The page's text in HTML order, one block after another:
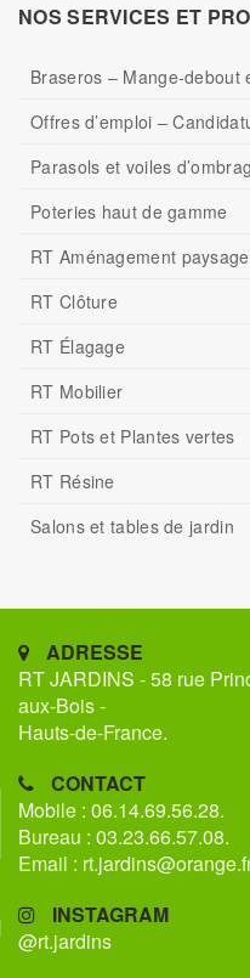
NOS SERVICES ET
Braseros – Mange-debout
Offres d’emploi –
Parasols et voiles
Poteries haut de gamme
RT Aménagement
RT Clôture
RT Élagage
RT Mobilier
RT Pots et Plantes vertes
RT Résine
Salons et tables de jardin
ADRESSE
RT JARDINS - 58 rue
aux-Bois -
Hauts-de-France.
CONTACT
Mobile : 06.14.69.56.28.
Bureau : 03.23.66.57.08.
Email :
INSTAGRAM
@rt.jardins